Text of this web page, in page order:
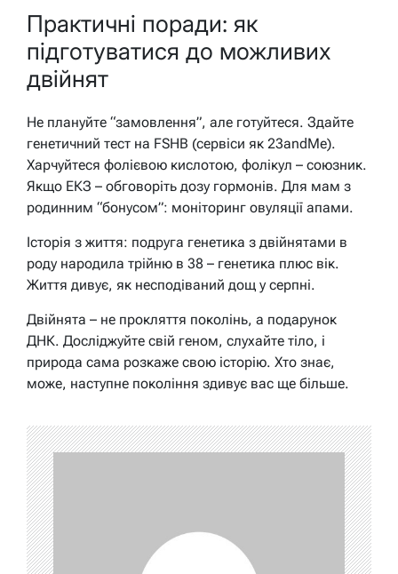
Практичні поради: як
підготуватися до можливих
двійнят
Не плануйте “замовлення”, але готуйтеся. Здайте
генетичний тест на FSHB (сервіси як 23andMe).
Харчуйтеся фолієвою кислотою, фолікул – союзник.
Якщо ЕКЗ – обговоріть дозу гормонів. Для мам з
родинним “бонусом”: моніторинг овуляції апами.
Історія з життя: подруга генетика з двійнятами в
роду народила трійню в 38 – генетика плюс вік.
Життя дивує, як несподіваний дощ у серпні.
Двійнята – не прокляття поколінь, а подарунок
ДНК. Досліджуйте свій геном, слухайте тіло, і
природа сама розкаже свою історію. Хто знає,
може, наступне покоління здивує вас ще більше.